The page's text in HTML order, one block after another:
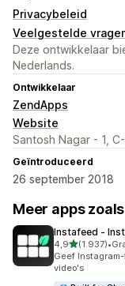
Privacybeleid
Veelgestelde
Deze ontwikkelaar
Nederlands.
Ontwikkelaar
ZendApps
Website
Santosh Nagar - 1,
Geïntroduceerd
26 september 2018
Meer apps
Instafeed ‑
4,9van 5 sterren
(1.937)
1937 recensies
•
Geef
video's